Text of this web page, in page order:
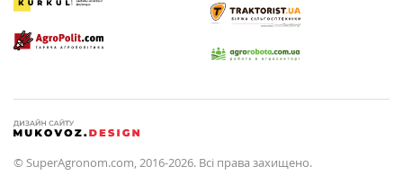
© SuperAgronom.com, 2016-2026. Всі права захищено.